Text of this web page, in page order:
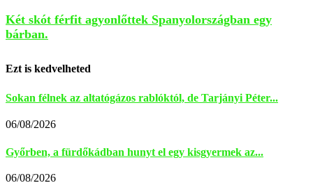
Két skót férfit agyonlőttek Spanyolországban egy
bárban.
Ezt is kedvelheted
Sokan félnek az altatógázos rablóktól, de Tarjányi Péter...
06/08/2026
Győrben, a fürdőkádban hunyt el egy kisgyermek az...
06/08/2026